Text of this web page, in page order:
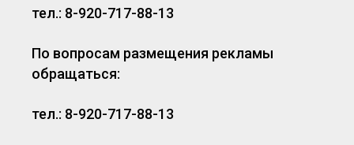
тел.: 8-920-717-88-13
По вопросам размещения рекламы
обращаться:
тел.: 8-920-717-88-13